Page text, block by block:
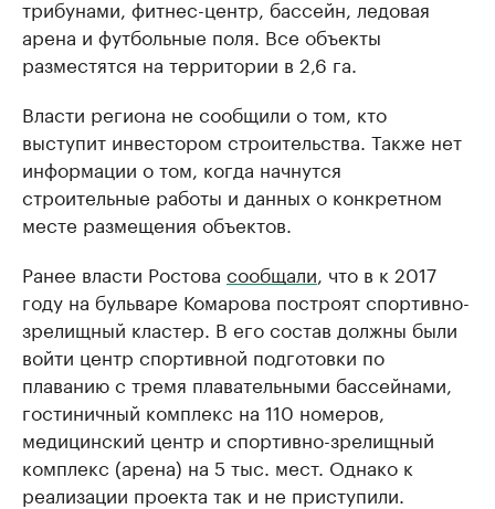
трибунами, фитнес-центр, бассейн, ледовая
арена и футбольные поля. Все объекты
разместятся на территории в 2,6 га.
Власти региона не сообщили о том, кто
выступит инвестором строительства. Также нет
информации о том, когда начнутся
строительные работы и данных о конкретном
месте размещения объектов.
Ранее власти Ростова сообщали , что в к 2017
году на бульваре Комарова построят спортивно-
зрелищный кластер. В его состав должны были
войти центр спортивной подготовки по
плаванию с тремя плавательными бассейнами,
гостиничный комплекс на 110 номеров,
медицинский центр и спортивно-зрелищный
комплекс (арена) на 5 тыс. мест. Однако к
реализации проекта так и не приступили.